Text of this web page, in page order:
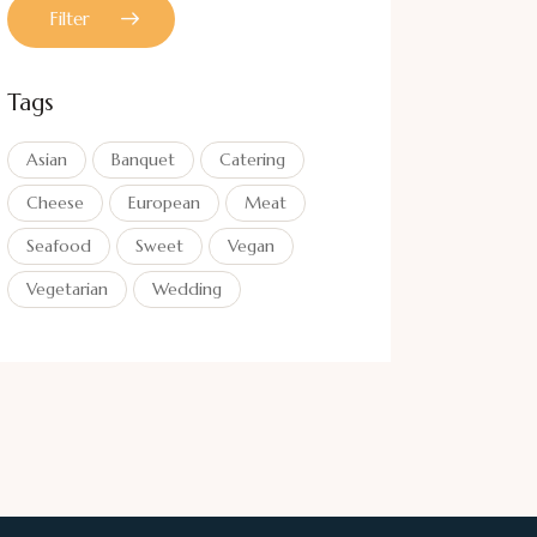
Filter
Tags
Asian Banquet
Catering
Cheese
European
Meat
Seafood
Sweet
Vegan
Vegetarian
Wedding